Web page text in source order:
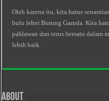
Oleh karena itu, kita harus
bulu leher Burung Garuda. Kita
pahlawan dan terus bersatu dalam
lebih baik.
About